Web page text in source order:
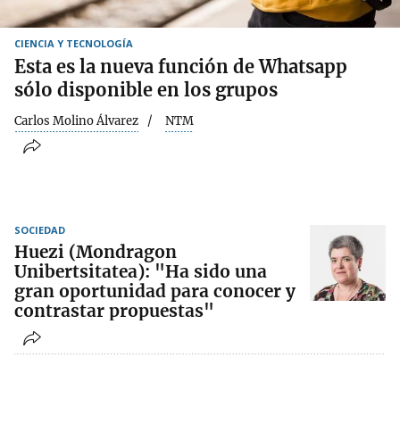
CIENCIA Y TECNOLOGÍA
Esta es la nueva función de Whatsapp
sólo disponible en los grupos
Carlos Molino Álvarez NTM
SOCIEDAD
Huezi (Mondragon
Unibertsitatea): "Ha sido una
gran oportunidad para conocer y
contrastar propuestas"